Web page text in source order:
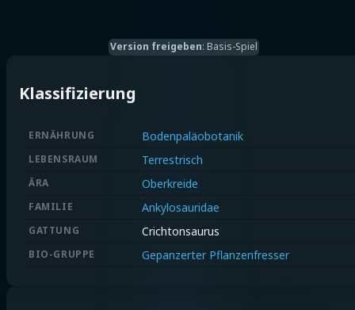
Version freigeben: Basis-Spiel
Klassifizierung
ERNÄHRUNG Bodenpaläobotanik
LEBENSRAUM Terrestrisch
ÄRA Oberkreide
FAMILIE Ankylosauridae
GATTUNG Crichtonsaurus
BIO-GRUPPE Gepanzerter Pflanzenfresser